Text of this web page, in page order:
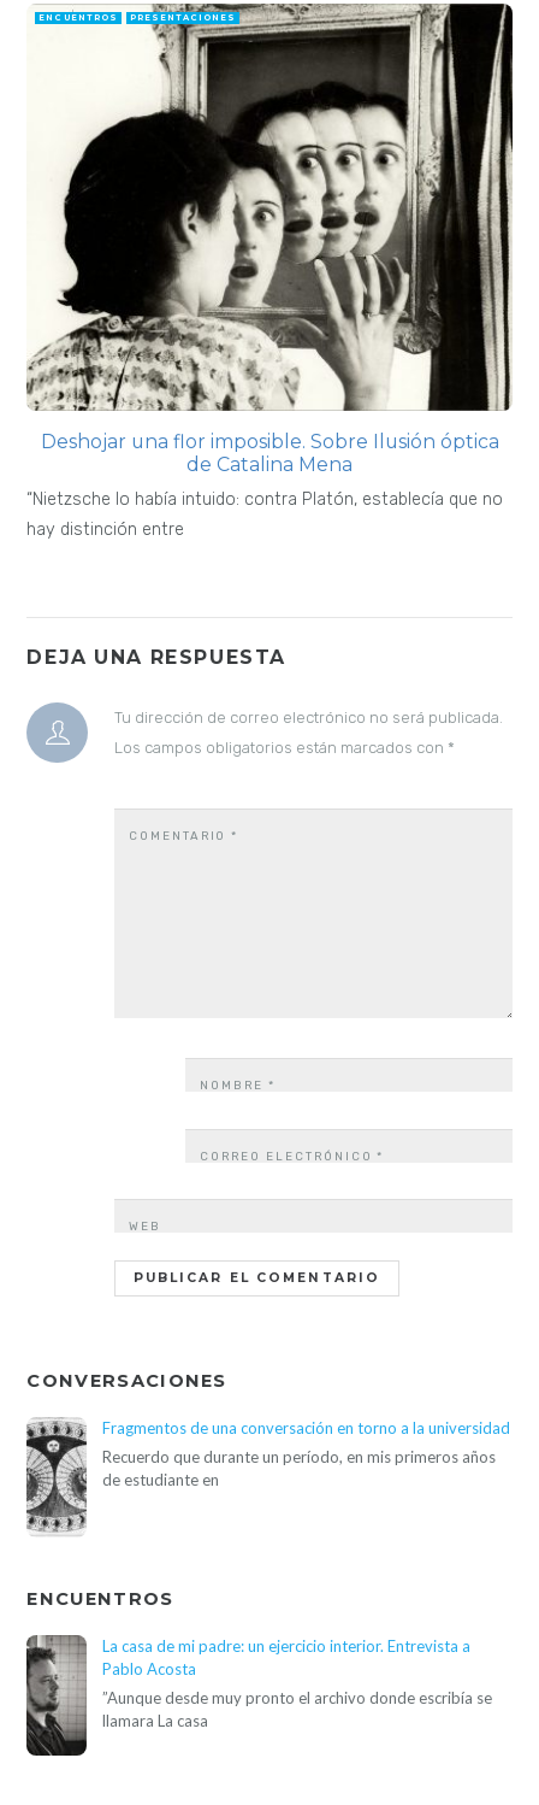
ENCUENTROS PRESENTACIONES
Deshojar una flor imposible. Sobre Ilusión óptica
de Catalina Mena
“Nietzsche lo había intuido: contra Platón, establecía que no
hay distinción entre
DEJA UNA RESPUESTA
Tu dirección de correo electrónico no será publicada.
Los campos obligatorios están marcados con *
COMENTARIO*
NOMBRE*
CORREO ELECTRÓNICO*
WEB
CONVERSACIONES
Fragmentos de una conversación en torno a la universidad
Recuerdo que durante un período, en mis primeros años
de estudiante en
ENCUENTROS
La casa de mi padre: un ejercicio interior. Entrevista a
Pablo Acosta
”Aunque desde muy pronto el archivo donde escribía se
llamara La casa